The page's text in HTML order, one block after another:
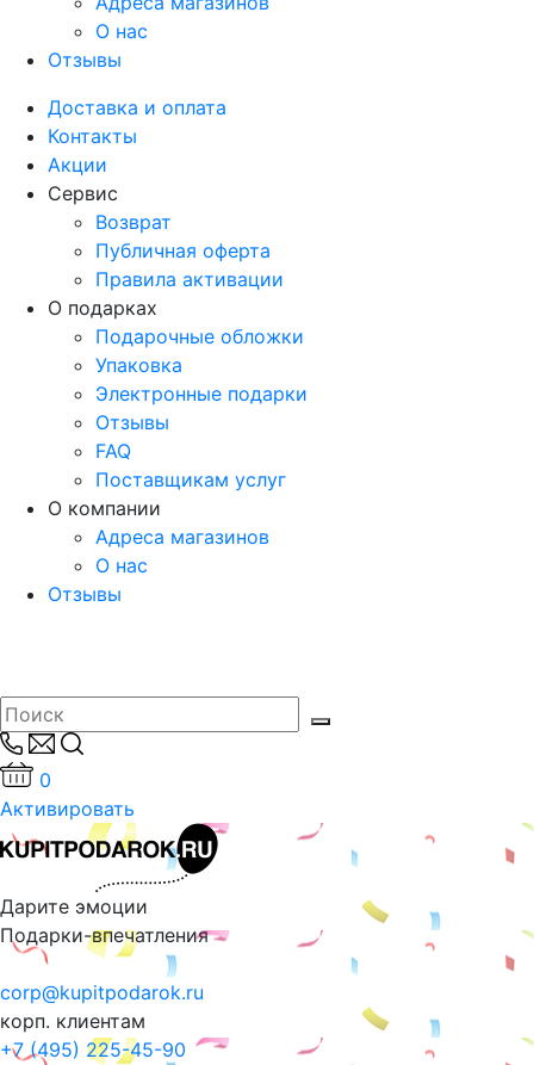
О нас
Отзывы
Доставка и оплата
Контакты
Акции
Сервис
Возврат
Публичная оферта
Правила активации
О подарках
Подарочные обложки
Упаковка
Электронные подарки
Отзывы
FAQ
Поставщикам услуг
О компании
Адреса магазинов
О нас
Отзывы
0
Активировать
Дарите эмоции
Подарки-впечатления
corp@kupitpodarok.ru
корп. клиентам
+7 (495) 225-45-90